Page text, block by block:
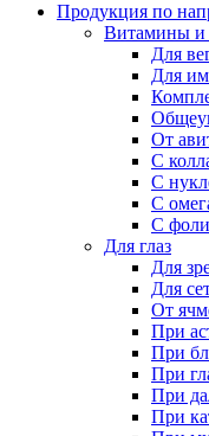
Продукция по
Витамины и
Для
Для
От
С
С
С
С
Для глаз
Для
Для
От
При
При
При
При
При